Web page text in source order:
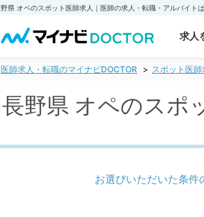
求人
医師求人・転職のマイナビDOCTOR スポット医師
長野県 オペのスポ
お選びいただいた条件